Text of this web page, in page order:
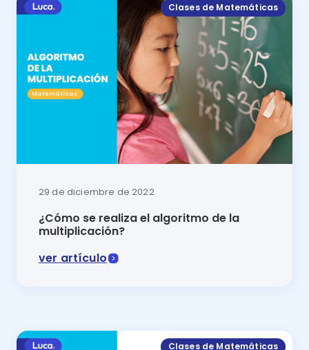
Clases de Matemáticas
29 de diciembre de 2022
¿Cómo se realiza el algoritmo de la
multiplicación?
ver artículo
Clases de Matemáticas